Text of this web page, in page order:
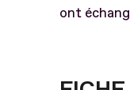
ont